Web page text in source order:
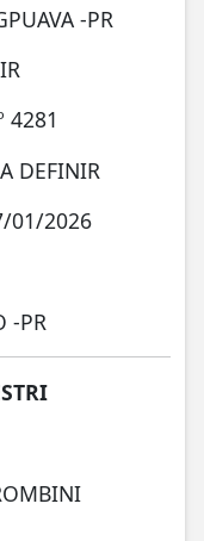
-PR
4281
A DEFINIR
01/2026
-PR